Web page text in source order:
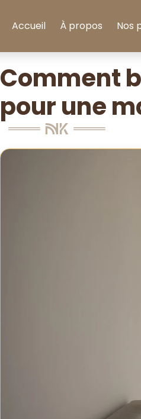
Accueil
À propos Nos
Comment
pour une